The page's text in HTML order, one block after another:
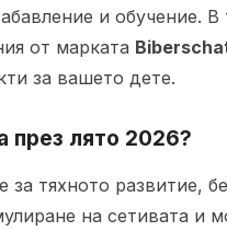
и обучение.
от марката
за вашето дете.
през лято 2026?
тяхното развитие,
на сетивата и